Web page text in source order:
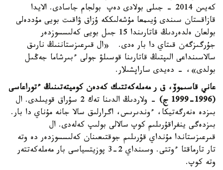
كەيىن 2014 - جىلى بولادى دەپ بولجام جاسادى. الايدا
قازاقستان سىندى ۇيىمعا مۇشەلىككە ۇزاق ۋاقىت بويى مۇددەلى
بولعان ەلدەردىڭ قاتارىندا 15 جىل بويى كەلىسسوزدەر
جۇرگىزگەن قىتاي دا بار ەدى. «ال قىرعىزستاننىڭ نارىق
سالاسىنداعى الىپتىڭ قاتارىنا قوسىلۋ جولى ءبىرشاما جەڭىل
بولدى»، - دەيدى ساراپشىلار.
عاني قاسىموۆ، ق ر مەملەكەتتىك كەدەن كوميتەتىنىڭ ءتوراعاسى
(1996-1999 ج)
- ولاردىڭ الدىنا تەك 2 سۇراق قويىلدى. ال
بىزدە ەنەرگەتيكا، ءوندىرىس، اگرارلىق سالا جانە مۇناي دا بار.
بىزدەگى ينفراقۇرىلىم كوپ سالالى بولىپ كەلەدى. ال
قىرعىزستاندا مۇنداي قۇرىلىم جوقتىعىنان كەلىسسوزدەر دە وتە
تار تارماقتا ءوتتى. وسىنداي 2-3 پوزيتسياسى بار مەملەكەتتەر
وتە كوپ.